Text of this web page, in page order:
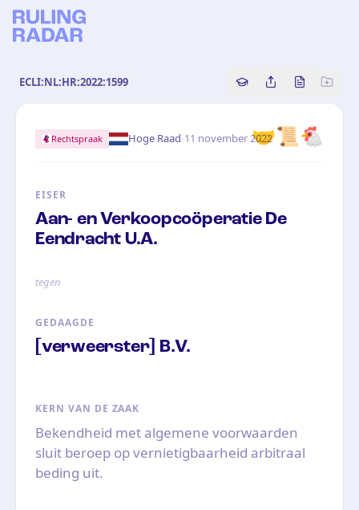
ECLI:NL:HR:2022:1599 Copy source
Share this
Bekijk
🤝📜🐔
Rechtspraak Hoge Raad·11 november 2022
EISER
Aan- en Verkoopcoöperatie De
Eendracht U.A.
tegen
GEDAAGDE
[verweerster] B.V.
KERN VAN DE ZAAK
Bekendheid met algemene voorwaarden
sluit beroep op vernietigbaarheid arbitraal
beding uit.